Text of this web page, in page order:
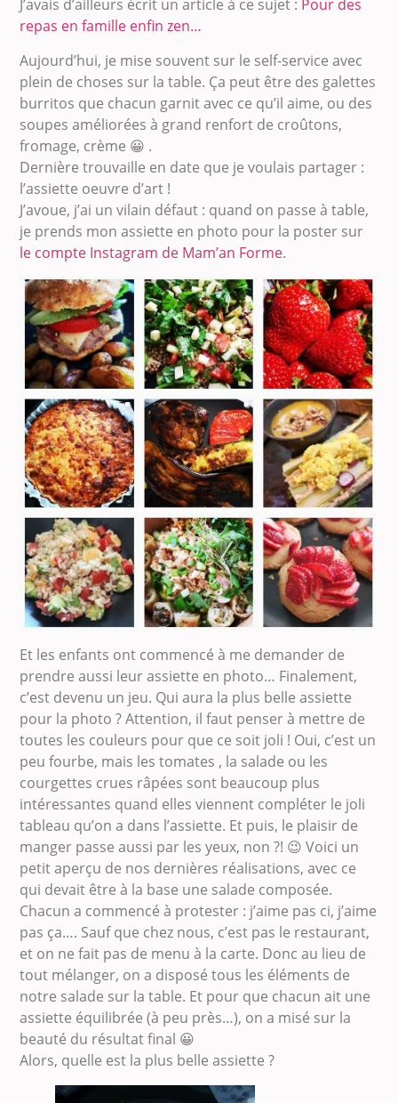
J’avais d’ailleurs écrit un article à ce sujet : Pour des
repas en famille enfin zen…
Aujourd’hui, je mise souvent sur le self-service avec
plein de choses sur la table. Ça peut être des galettes
burritos que chacun garnit avec ce qu’il aime, ou des
soupes améliorées à grand renfort de croûtons,
fromage, crème 😀 .
Dernière trouvaille en date que je voulais partager :
l’assiette oeuvre d’art !
J’avoue, j’ai un vilain défaut : quand on passe à table,
je prends mon assiette en photo pour la poster sur
le compte Instagram de Mam’an Forme.
Et les enfants ont commencé à me demander de
prendre aussi leur assiette en photo… Finalement,
c’est devenu un jeu. Qui aura la plus belle assiette
pour la photo ? Attention, il faut penser à mettre de
toutes les couleurs pour que ce soit joli ! Oui, c’est un
peu fourbe, mais les tomates , la salade ou les
courgettes crues râpées sont beaucoup plus
intéressantes quand elles viennent compléter le joli
tableau qu’on a dans l’assiette. Et puis, le plaisir de
manger passe aussi par les yeux, non ?! 😉 Voici un
petit aperçu de nos dernières réalisations, avec ce
qui devait être à la base une salade composée.
Chacun a commencé à protester : j’aime pas ci, j’aime
pas ça…. Sauf que chez nous, c’est pas le restaurant,
et on ne fait pas de menu à la carte. Donc au lieu de
tout mélanger, on a disposé tous les éléments de
notre salade sur la table. Et pour que chacun ait une
assiette équilibrée (à peu près…), on a misé sur la
beauté du résultat final 😀
Alors, quelle est la plus belle assiette ?